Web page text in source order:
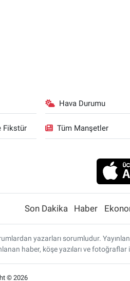
Hava Durumu
Fikstür Tüm Manşetler
Son Dakika Haber
yazarları sorumludur.
haber, köşe yazıları ve
© 2026